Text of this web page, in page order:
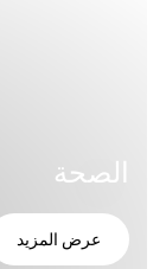
الصحة
عرض المزيد